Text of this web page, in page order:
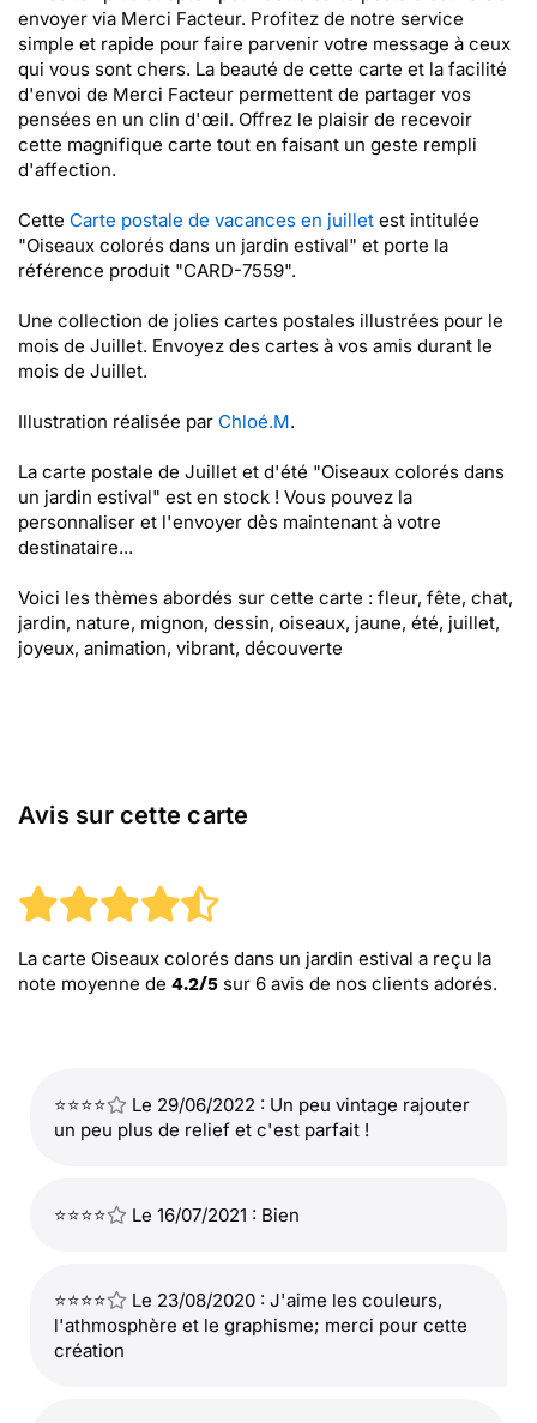
envoyer via Merci Facteur. Profitez de notre service
simple et rapide pour faire parvenir votre message à ceux
qui vous sont chers. La beauté de cette carte et la facilité
d'envoi de Merci Facteur permettent de partager vos
pensées en un clin d'œil. Offrez le plaisir de recevoir
cette magnifique carte tout en faisant un geste rempli
d'affection.
Cette Carte postale de vacances en juillet est intitulée
"Oiseaux colorés dans un jardin estival" et porte la
référence produit "CARD-7559".
Une collection de jolies cartes postales illustrées pour le
mois de Juillet. Envoyez des cartes à vos amis durant le
mois de Juillet.
Illustration réalisée par Chloé.M.
La carte postale de Juillet et d'été "Oiseaux colorés dans
un jardin estival" est en stock ! Vous pouvez la
personnaliser et l'envoyer dès maintenant à votre
destinataire...
Voici les thèmes abordés sur cette carte : fleur, fête, chat,
jardin, nature, mignon, dessin, oiseaux, jaune, été, juillet,
joyeux, animation, vibrant, découverte
Avis sur cette carte
La carte Oiseaux colorés dans un jardin estival a reçu la
note moyenne de 4.2/5 sur 6 avis de nos clients adorés.
⭐⭐⭐⭐
Le 29/06/2022 : Un peu vintage rajouter
un peu plus de relief et c'est parfait !
⭐⭐⭐⭐ Le 16/07/2021 : Bien
⭐⭐⭐⭐
Le 23/08/2020 : J'aime les couleurs,
l'athmosphère et le graphisme; merci pour cette
création